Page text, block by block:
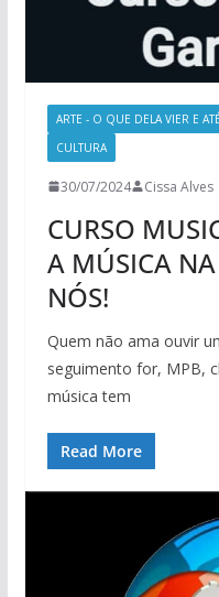
ARTE - O QUE DELA VIER E
CULTURA
30/07/2024 Cissa Alves
CURSO
A MÚSICA
NÓS!
Quem não ama ouvir
seguimento for, MPB,
música tem
Read More